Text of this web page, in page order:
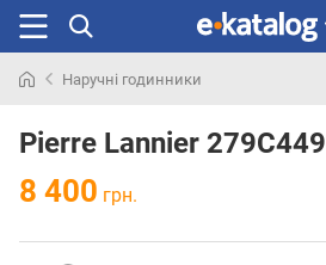
раніше
Наручні годинники
Pierre Lannier 279C449
8 400 грн.